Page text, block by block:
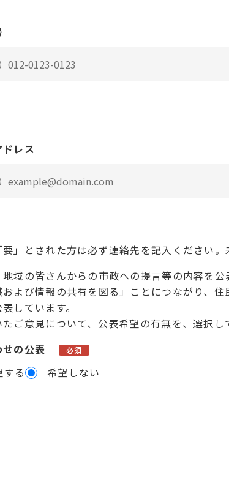
レス
要」とされた方は必ず連絡先を記入ください
地域の皆さんからの市政への提言等の内容を
よび情報の共有を図る」ことにつながり、
しています。
ご意見について、公表希望の有無を、選択し
の公表
必須
する 希望しない